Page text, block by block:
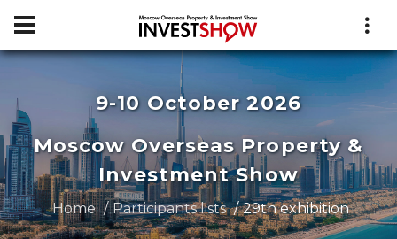
9-10 October 2026
Moscow Overseas Property &
Investment Show
Home Participants lists 29th exhibition